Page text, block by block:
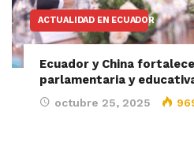
ACTUALIDAD EN ECUADOR
Ecuador y China
parlamentaria y
octubre 25, 2025